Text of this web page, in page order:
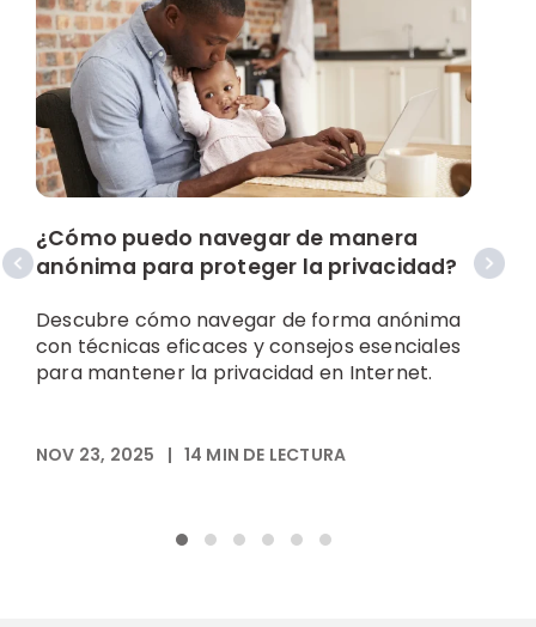
¿Cómo puedo navegar de manera
anónima para proteger la privacidad?
Descubre cómo navegar de forma anónima
con técnicas eficaces y consejos esenciales
para mantener la privacidad en Internet.
NOV 23, 2025 | 14 MIN DE LECTURA